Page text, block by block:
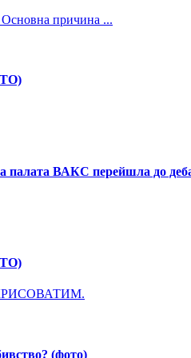
Основна причина ...
палата ВАКС перейшла до
КРИСОВАТИМ.
(фото)